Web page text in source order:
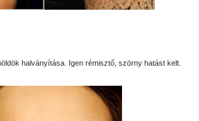
halványítása. Igen rémisztő, szörny hatást kelt.